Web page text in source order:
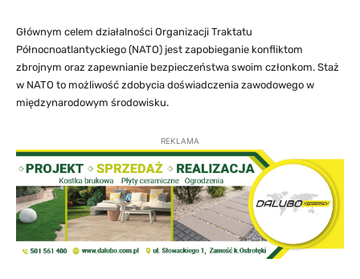
Głównym celem działalności Organizacji Traktatu
Północnoatlantyckiego (NATO) jest zapobieganie konfliktom
zbrojnym oraz zapewnianie bezpieczeństwa swoim członkom. Staż
w NATO to możliwość zdobycia doświadczenia zawodowego w
międzynarodowym środowisku.
REKLAMA